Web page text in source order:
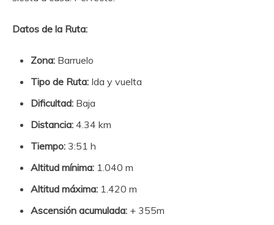
Datos de la Ruta:
Zona: Barruelo
Tipo de Ruta: Ida y vuelta
Dificultad: Baja
Distancia: 4.34 km
Tiempo: 3:51 h
Altitud mínima: 1.040 m
Altitud máxima: 1.420 m
Ascensión acumulada: + 355m